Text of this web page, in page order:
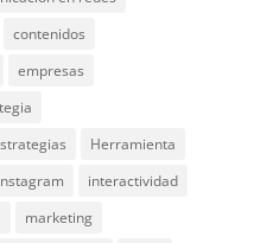
contenidos
empresas
Herramienta
interactividad
marketing